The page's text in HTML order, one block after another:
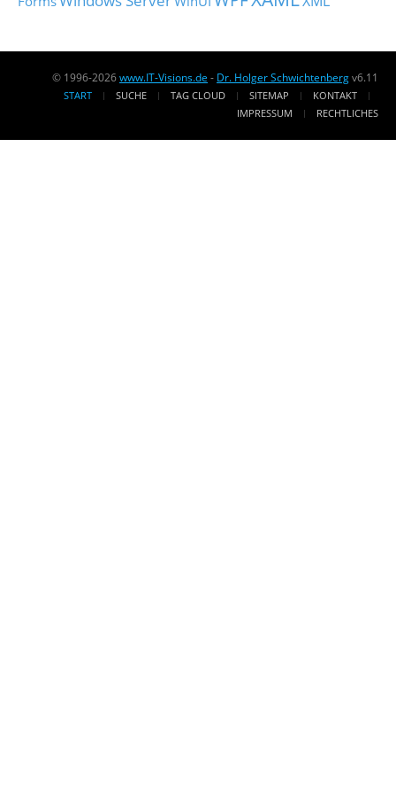
© 1996-2026www.IT-Visions.de - Dr. Holger Schwichtenbergv6.11
START SUCHE TAG CLOUD SITEMAP
KONTAKT
IMPRESSUM
RECHTLICHES